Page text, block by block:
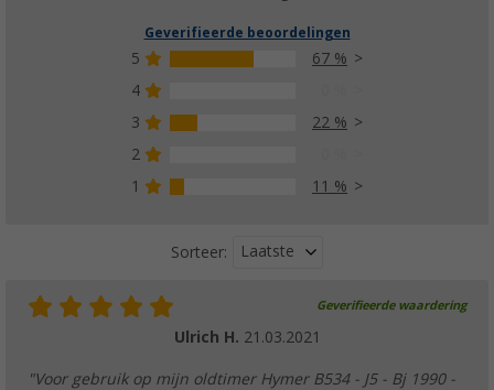
Geverifieerde beoordelingen
5
67 %
4
3
22 %
2
1
11 %
Sorteer: Laatste
Geverifieerde waardering
Ulrich H. 21.03.2021
"Voor gebruik op mijn oldtimer Hymer B534 - J5 - Bj 1990 -